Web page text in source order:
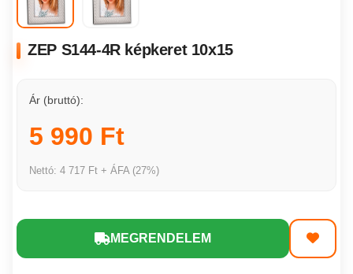
ZEP S144-4R képkeret 10x15
Ár (bruttó):
5 990 Ft
Nettó: 4 717 Ft + ÁFA (27%)
MEGRENDELEM